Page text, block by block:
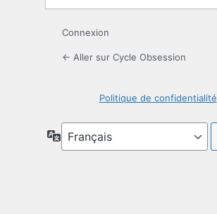
Connexion
← Aller sur Cycle Obsession
Politique de confidentialité
Langue